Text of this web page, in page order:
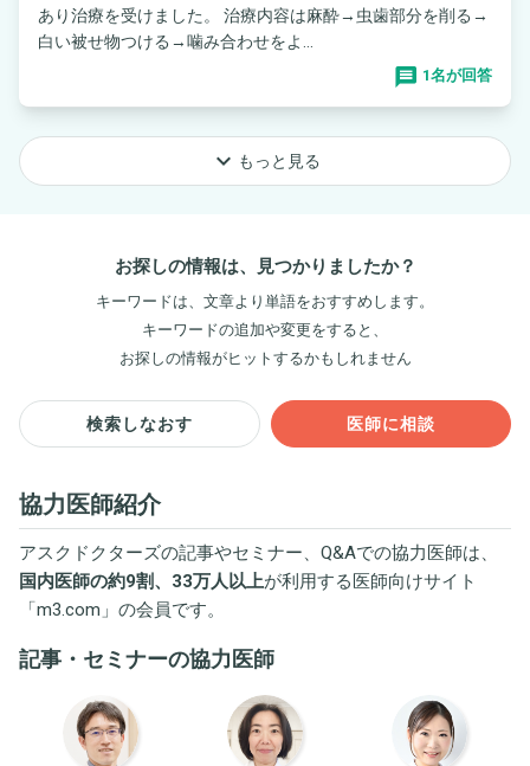
あり治療を受けました。 治療内容は麻酔→虫歯部分を削る→
白い被せ物つける→噛み合わせをよ...
1名が回答
keyboard_arrow_down もっと見る
お探しの情報は、見つかりましたか？
キーワードは、文章より単語をおすすめします。
キーワードの追加や変更をすると、
お探しの情報がヒットするかもしれません
検索しなおす 医師に相談
協力医師紹介
アスクドクターズの記事やセミナー、Q&Aでの協力医師は、
国内医師の約9割、33万人以上が利用する医師向けサイト
「m3.com 」の会員です。
記事・セミナーの協力医師